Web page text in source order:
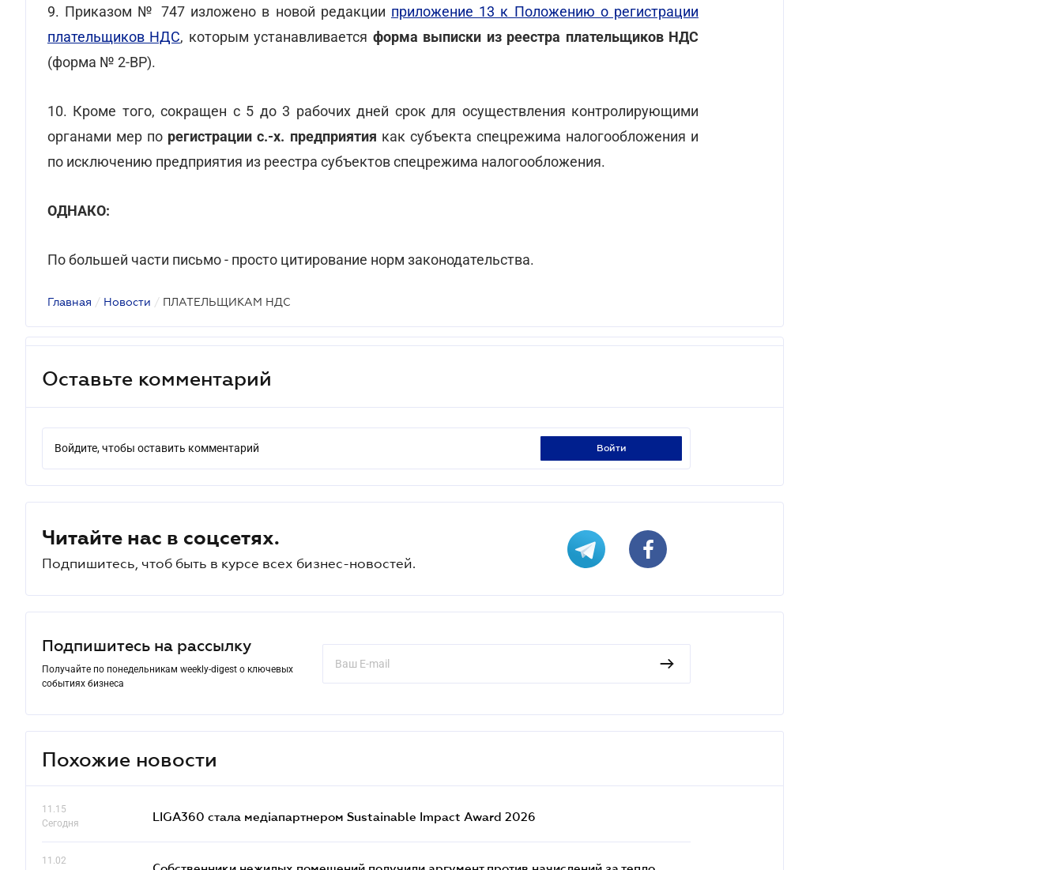
9. Приказом № 747 изложено в новой редакции приложение 13 к Положению о регистрации
плательщиков НДС, которым устанавливается форма выписки из реестра плательщиков НДС
(форма № 2-ВР).
10. Кроме того, сокращен с 5 до 3 рабочих дней срок для осуществления контролирующими
органами мер по регистрации с.-х. предприятия как субъекта спецрежима налогообложения и
по исключению предприятия из реестра субъектов спецрежима налогообложения.
ОДНАКО:
По большей части письмо - просто цитирование норм законодательства.
Главная / Новости / ПЛАТЕЛЬЩИКАМ НДС
Оставьте комментарий
Войдите, чтобы оставить комментарий войти
Читайте нас в соцсетях.
Подпишитесь, чтоб быть в курсе всех бизнес-новостей.
Подпишитесь на рассылку
Получайте по понедельникам weekly-digest о ключевых
событиях бизнеса
Похожие новости
11.15
Сегодня
LIGA360 стала медіапартнером Sustainable Impact Award 2026
11.02